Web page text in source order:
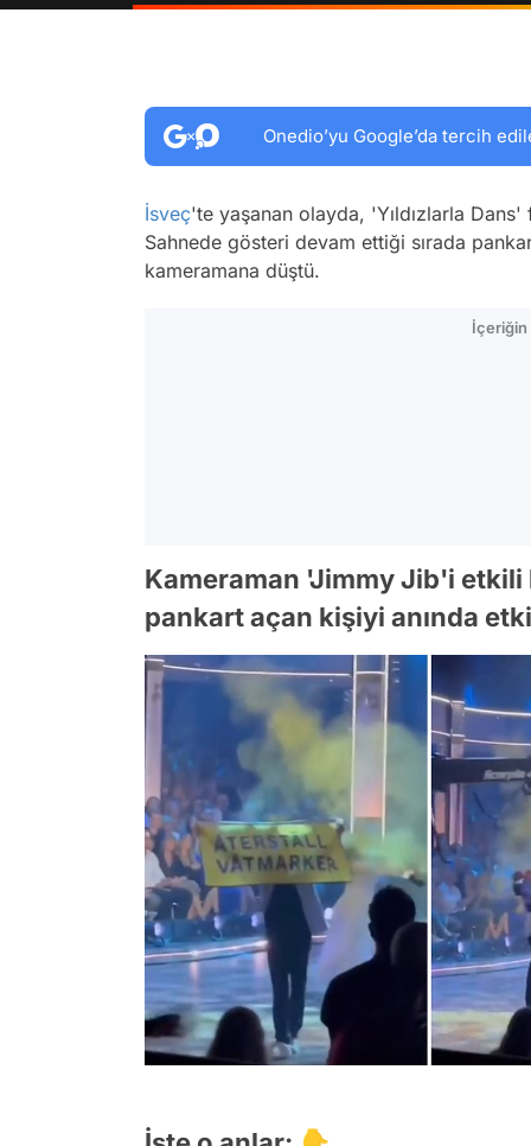
Onedio’yu Google’da tercih
İsveç'te yaşanan olayda, 'Yıldızlarla
Sahnede gösteri devam ettiği sırada
kameramana düştü.
İçeriğin
Kameraman 'Jimmy Jib'i etkili
pankart açan kişiyi anında